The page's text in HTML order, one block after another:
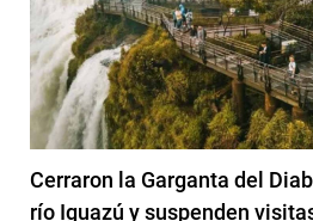
Cerraron la Garganta del
río Iguazú y suspenden